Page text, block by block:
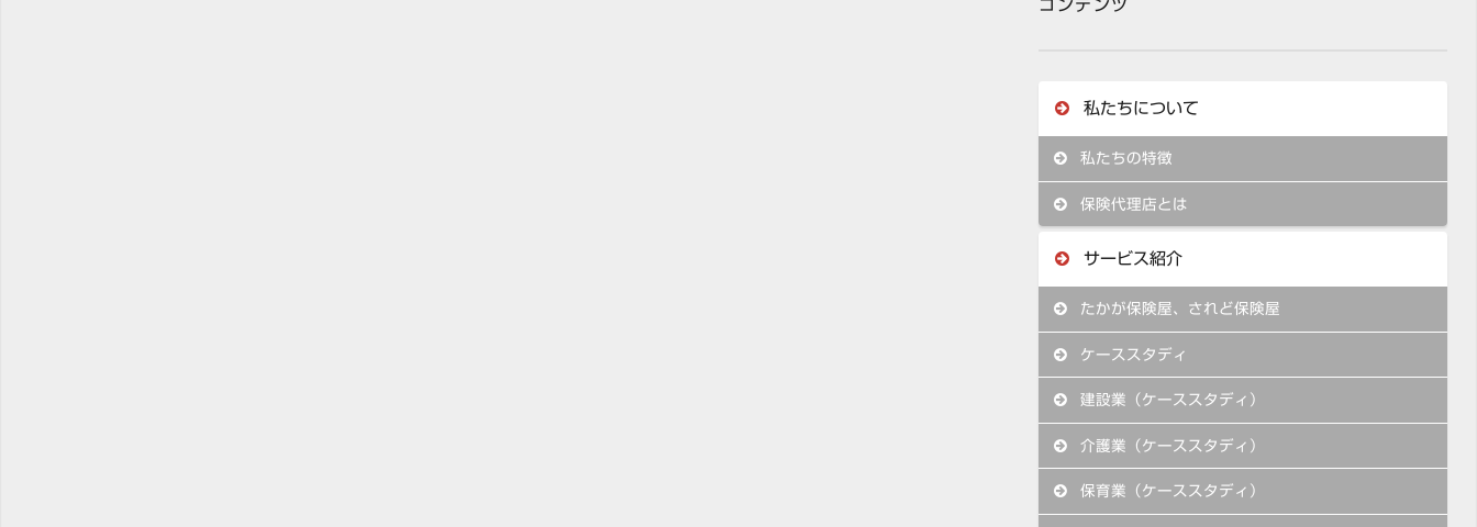
コンテンツ
私たちについて
私たちの特徴
保険代理店とは
サービス紹介
たかが保険屋、されど保険屋
ケーススタディ
建設業（ケーススタディ）
介護業（ケーススタディ）
保育業（ケーススタディ）